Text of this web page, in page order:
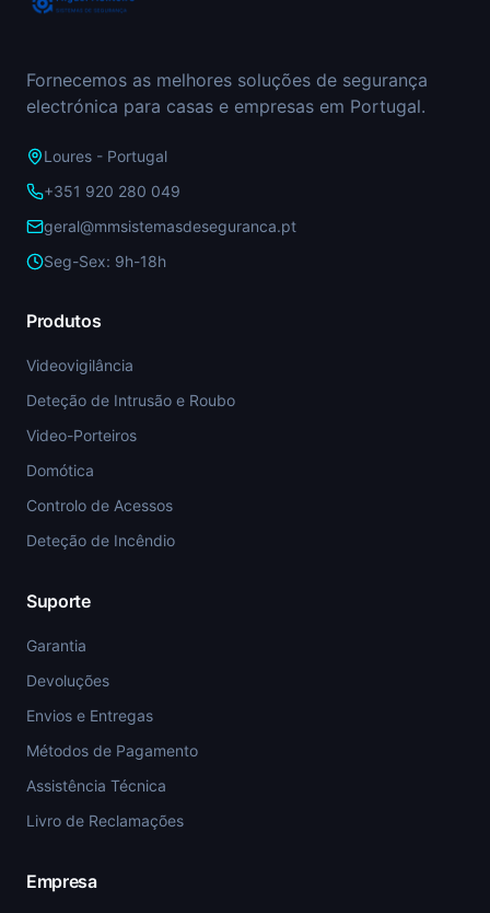
Fornecemos as melhores soluções de segurança
electrónica para casas e empresas em Portugal.
Loures - Portugal
+351 920 280 049
geral@mmsistemasdeseguranca.pt
Seg-Sex: 9h-18h
Produtos
Videovigilância
Deteção de Intrusão e Roubo
Video-Porteiros
Domótica
Controlo de Acessos
Deteção de Incêndio
Suporte
Garantia
Devoluções
Envios e Entregas
Métodos de Pagamento
Assistência Técnica
Livro de Reclamações
Empresa